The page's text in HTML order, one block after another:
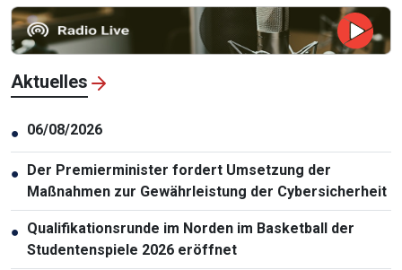
Aktuelles
● 06/08/2026
● Der Premierminister fordert Umsetzung der
Maßnahmen zur Gewährleistung der Cybersicherheit
● Qualifikationsrunde im Norden im Basketball der
Studentenspiele 2026 eröffnet